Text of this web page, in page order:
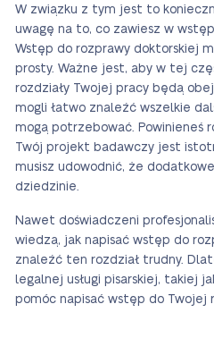
W związku z tym jest to
uwagę na to, co zawiesz w
Wstęp do rozprawy doktorskiej
prosty. Ważne jest, aby w tej
rozdziały Twojej pracy będą
mogli łatwo znaleźć wszelkie
mogą potrzebować. Powinieneś
Twój projekt badawczy jest
musisz udowodnić, że
dziedzinie.
Nawet doświadczeni
wiedzą, jak napisać wstęp do
znaleźć ten rozdział trudny.
legalnej usługi pisarskiej, takiej
pomóc napisać wstęp do Twojej